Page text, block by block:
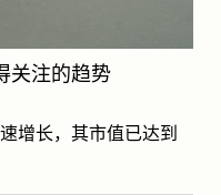
关注的趋势
增长，其市值已达到